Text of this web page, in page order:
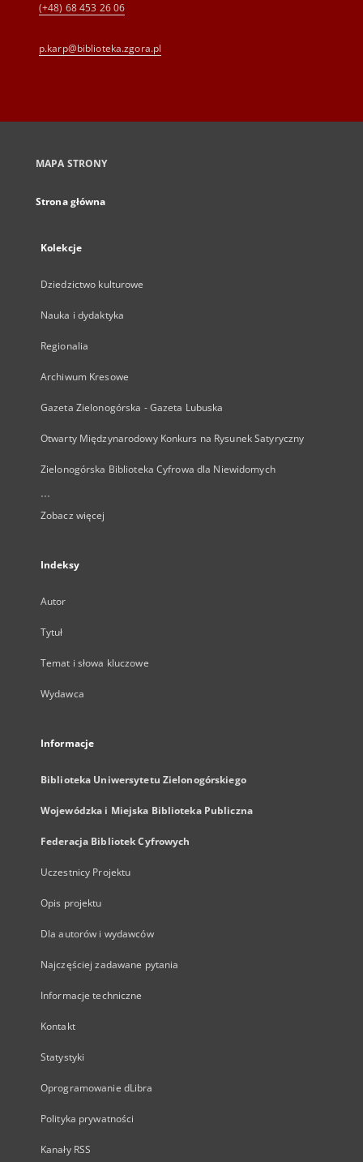
(+48) 68 453 26 06
p.karp@biblioteka.zgora.pl
MAPA STRONY
Strona główna
Kolekcje
Dziedzictwo kulturowe
Nauka i dydaktyka
Regionalia
Archiwum Kresowe
Gazeta Zielonogórska - Gazeta Lubuska
Otwarty Międzynarodowy Konkurs na Rysunek Satyryczny
Zielonogórska Biblioteka Cyfrowa dla Niewidomych
...
Zobacz więcej
Indeksy
Autor
Tytuł
Temat i słowa kluczowe
Wydawca
Informacje
Biblioteka Uniwersytetu Zielonogórskiego
Wojewódzka i Miejska Biblioteka Publiczna
Federacja Bibliotek Cyfrowych
Uczestnicy Projektu
Opis projektu
Dla autorów i wydawców
Najczęściej zadawane pytania
Informacje techniczne
Kontakt
Statystyki
Oprogramowanie dLibra
Polityka prywatności
Kanały RSS